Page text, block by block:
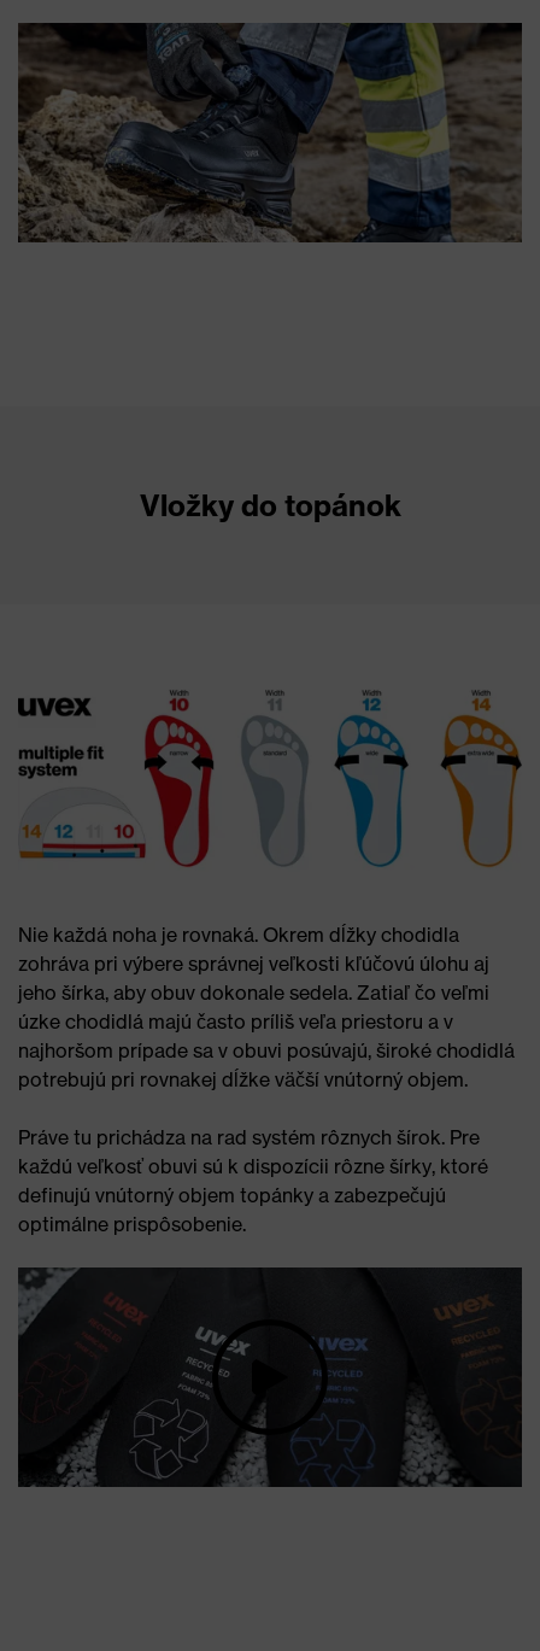
Vložky do topánok
Nie každá noha je rovnaká. Okrem dĺžky chodidla
zohráva pri výbere správnej veľkosti kľúčovú úlohu aj
jeho šírka, aby obuv dokonale sedela. Zatiaľ čo veľmi
úzke chodidlá majú často príliš veľa priestoru a v
najhoršom prípade sa v obuvi posúvajú, široké chodidlá
potrebujú pri rovnakej dĺžke väčší vnútorný objem.
Práve tu prichádza na rad systém rôznych šírok. Pre
každú veľkosť obuvi sú k dispozícii rôzne šírky, ktoré
definujú vnútorný objem topánky a zabezpečujú
optimálne prispôsobenie.